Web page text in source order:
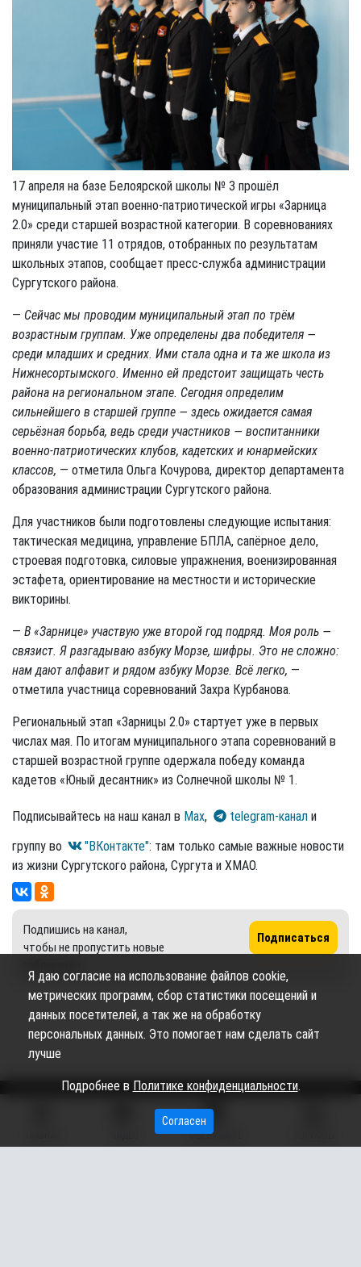
17 апреля на базе Белоярской школы № 3 прошёл
муниципальный этап военно-патриотической игры «Зарница
2.0» среди старшей возрастной категории. В соревнованиях
приняли участие 11 отрядов, отобранных по результатам
школьных этапов, сообщает пресс-служба администрации
Сургутского района.
— Сейчас мы проводим муниципальный этап по трём
возрастным группам. Уже определены два победителя —
среди младших и средних. Ими стала одна и та же школа из
Нижнесортымского. Именно ей предстоит защищать честь
района на региональном этапе. Сегодня определим
сильнейшего в старшей группе — здесь ожидается самая
серьёзная борьба, ведь среди участников — воспитанники
военно-патриотических клубов, кадетских и юнармейских
классов, — отметила Ольга Кочурова, директор департамента
образования администрации Сургутского района.
Для участников были подготовлены следующие испытания:
тактическая медицина, управление БПЛА, сапёрное дело,
строевая подготовка, силовые упражнения, военизированная
эстафета, ориентирование на местности и исторические
викторины.
— В «Зарнице» участвую уже второй год подряд. Моя роль —
связист. Я разгадываю азбуку Морзе, шифры. Это не сложно:
нам дают алфавит и рядом азбуку Морзе. Всё легко, —
отметила участница соревнований Захра Курбанова.
Региональный этап «Зарницы 2.0» стартует уже в первых
числах мая. По итогам муниципального этапа соревнований в
старшей возрастной группе одержала победу команда
кадетов «Юный десантник» из Солнечной школы № 1.
Подписывайтесь на наш канал в Max, telegram-канал и
группу во
"ВКонтакте": там только самые важные новости
из жизни Сургутского района, Сургута и ХМАО.
Подпишись на канал,
чтобы не пропустить новые
Подписаться
Сетевое издание «Вестник Сургутского района» (16+)
МЫ НА КАРТЕ
Я даю согласие на использование файлов cookie,
метрических программ, сбор статистики посещений и
данных посетителей, а так же на обработку
персональных данных. Это помогает нам сделать сайт
лучше
Подробнее в Политике конфиденциальности.
Согласен